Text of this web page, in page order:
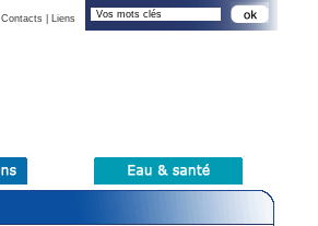
Contacts| Liens